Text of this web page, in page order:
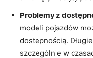
Problemy ⁣z
modeli pojazdów
dostępnością.
szczególnie⁢ w